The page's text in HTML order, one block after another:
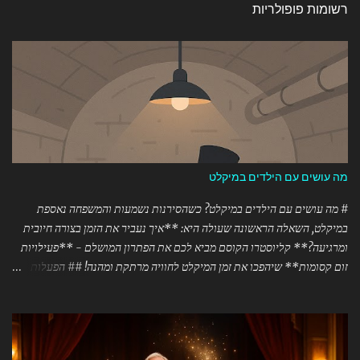
רשומות פופולריות
מה עושים עם הילדים במיקלט
# מה עושים עם הילדים במיקלט? כשהסירנות נשמעות והמשפחה נאספת
במיקלט, השאלה הראשונה שעולה היא: **איך נעביר את הזמן בצורה חיובית
ומרגיעה?** קליוסטרו הקוסם מביא לכם את הפתרון המושלם - **פעילויות
זום קסומות** שיהפכו את זמן המיקלט לחוויה מרתקת ומהנה! ## הפעלות זום
ההפעלה מומלצת לזום מספקת: ### 🎪 מופעי קסמים אינטראקטיביים -
מופעים של 45-90 דקות המותאמים לכל הגילאים - קסמים עם חפצים שיש